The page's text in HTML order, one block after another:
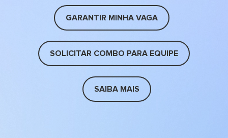
GARANTIR MINHA VAGA
SOLICITAR COMBO PARA EQUIPE
SAIBA MAIS